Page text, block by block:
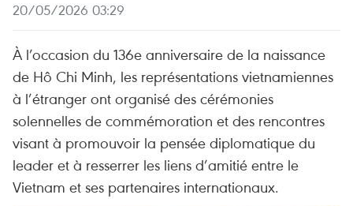
20/05/2026 03:29
À l’occasion du 136e anniversaire de la naissance
de Hô Chi Minh, les représentations vietnamiennes
à l’étranger ont organisé des cérémonies
solennelles de commémoration et des rencontres
visant à promouvoir la pensée diplomatique du
leader et à resserrer les liens d’amitié entre le
Vietnam et ses partenaires internationaux.